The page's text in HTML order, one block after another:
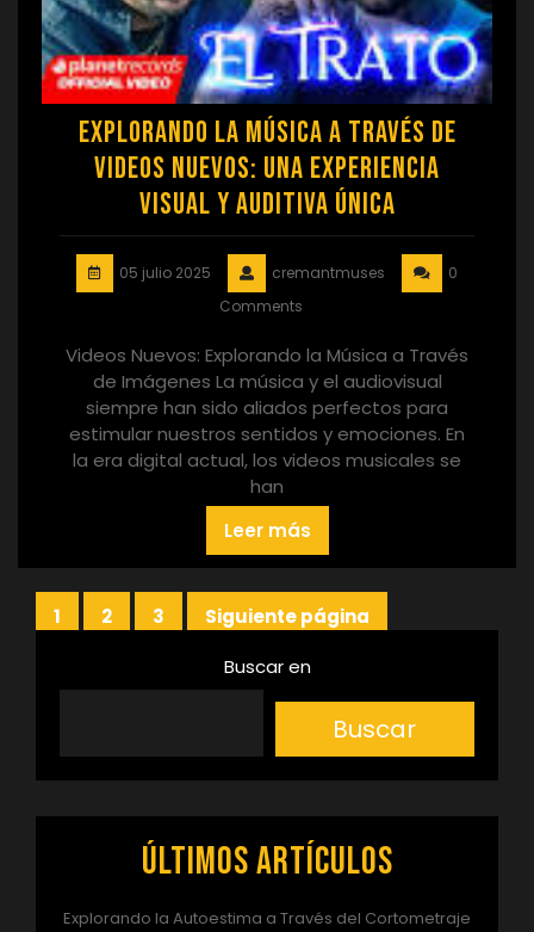
Explorando la Música a Través de
Videos Nuevos: Una Experiencia
Visual y Auditiva Única
05 julio 2025 cremantmuses
0
Comments
Videos Nuevos: Explorando la Música a Través
de Imágenes La música y el audiovisual
siempre han sido aliados perfectos para
estimular nuestros sentidos y emociones. En
la era digital actual, los videos musicales se
han
Leer más
Paginación
Página
1 Página
2 Página
3
Siguiente página
Buscar en
Buscar
Últimos artículos
Explorando la Autoestima a Través del Cortometraje